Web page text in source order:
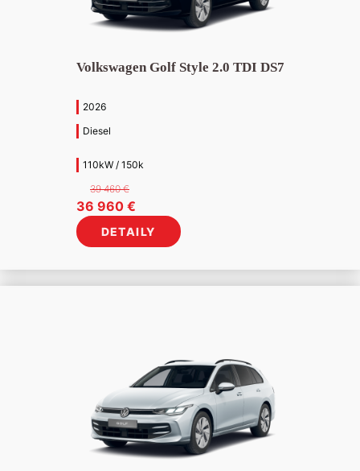
Volkswagen Golf Style 2.0 TDI DS7
2026
Diesel
110kW / 150k
39 460€
Pôvodná
cena
bola:
460 €.
36 960 €Aktuálna
cena
je:
960 €.
DETAILY